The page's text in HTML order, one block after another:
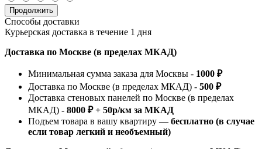
Продолжить
Способы доставки
Курьерская доставка в течение 1 дня
Доставка по Москве (в пределах МКАД)
Минимальная сумма заказа для Москвы - 1000 ₽
Доставка по Москве (в пределах МКАД) - 500 ₽
Доставка стеновых панелей по Москве (в пределах
МКАД) - 8000 ₽ + 50р/км за МКАД
Подъем товара в вашу квартиру — бесплатно (в случае
если товар легкий и необъемный)